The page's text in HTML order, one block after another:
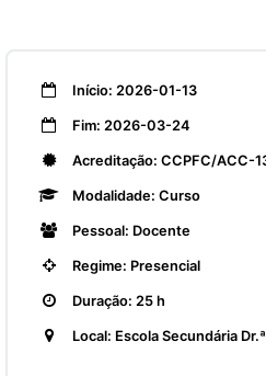
Início: 2026-01-13
Fim: 2026-03-24
Acreditação: CCPFC/ACC-
Modalidade: Curso
Pessoal: Docente
Regime: Presencial
Duração: 25 h
Local: Escola Secundária